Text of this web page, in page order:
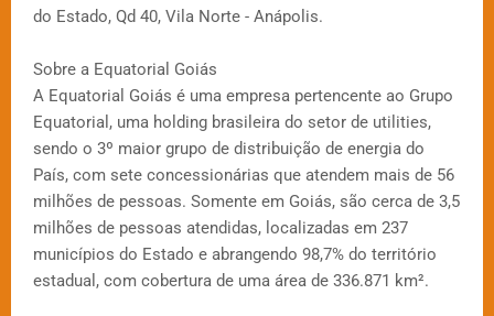
do Estado, Qd 40, Vila Norte - Anápolis.
Sobre a Equatorial Goiás
A Equatorial Goiás é uma empresa pertencente ao Grupo
Equatorial, uma holding brasileira do setor de utilities,
sendo o 3º maior grupo de distribuição de energia do
País, com sete concessionárias que atendem mais de 56
milhões de pessoas. Somente em Goiás, são cerca de 3,5
milhões de pessoas atendidas, localizadas em 237
municípios do Estado e abrangendo 98,7% do território
estadual, com cobertura de uma área de 336.871 km².